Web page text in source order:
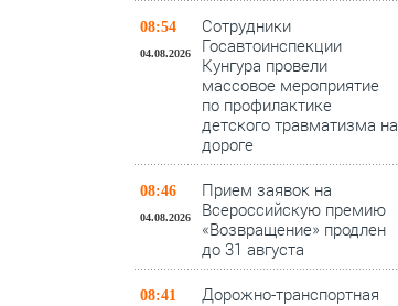
08:54
04.08.2026
Сотрудники
Госавтоинспекции
Кунгура провели
массовое мероприятие
по профилактике
детского травматизма на
дороге
08:46
04.08.2026
Прием заявок на
Всероссийскую премию
«Возвращение» продлен
до 31 августа
08:41
Дорожно-транспортная